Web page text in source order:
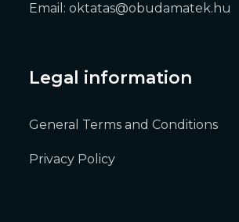
Email: oktatas@obudamatek.hu
Legal information
General Terms and Conditions
Privacy Policy